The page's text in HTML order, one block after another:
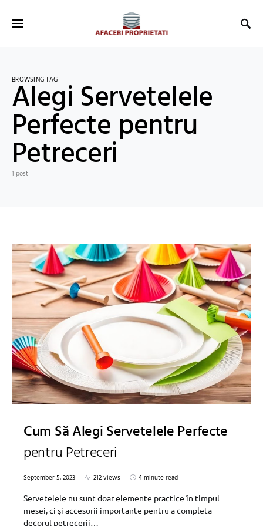
BROWSING TAG
Alegi Servetelele
Perfecte pentru
Petreceri
1 post
Cum Să Alegi Servetelele Perfecte
pentru Petreceri
September 5, 2023 212 views
4 minute read
Servetelele nu sunt doar elemente practice în timpul
mesei, ci și accesorii importante pentru a completa
decorul petrecerii…